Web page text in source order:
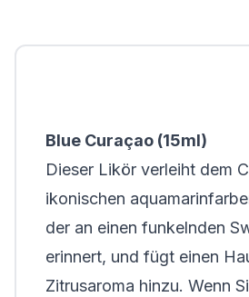
Blue Curaçao (15ml)
Dieser Likör verleiht dem
ikonischen
der an einen funkelnden
erinnert, und fügt einen
Zitrusaroma hinzu. Wenn